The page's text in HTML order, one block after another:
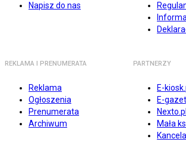
Napisz do nas
REKLAMA I PRENUMERATA
Reklama
Ogłoszenia
Prenumerata
Archiwum
PARTNERZY
E-
E-
Nexto.pl
Mała